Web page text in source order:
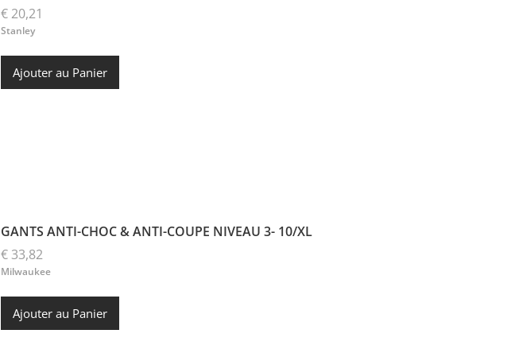
€ 20,21
Stanley
Ajouter au Panier
GANTS ANTI-CHOC & ANTI-COUPE NIVEAU 3- 10/XL
€ 33,82
Milwaukee
Ajouter au Panier